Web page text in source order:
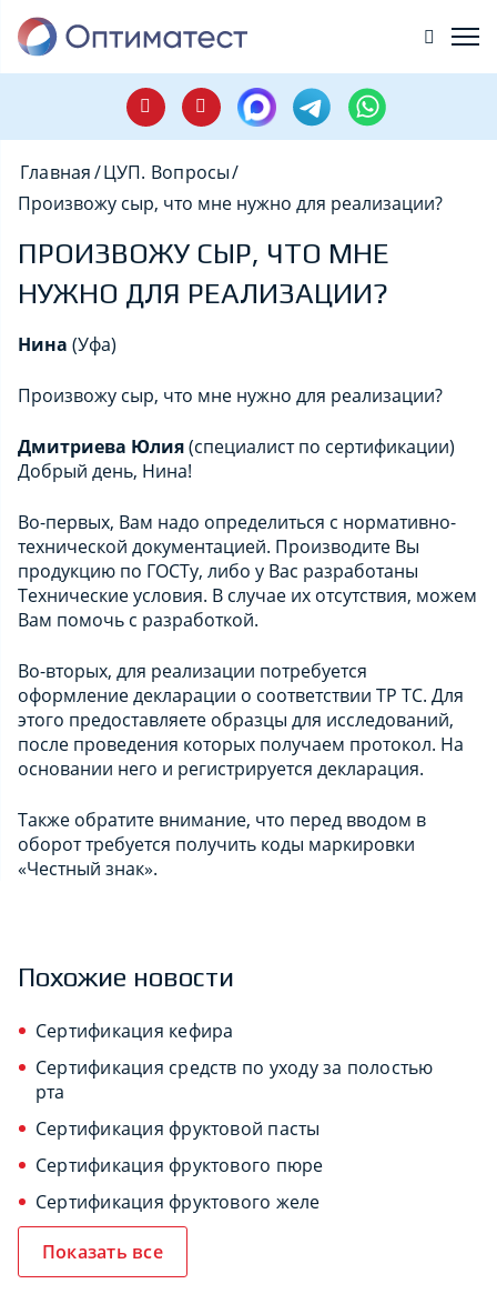
Главная/ЦУП. Вопросы/
Произвожу сыр, что мне нужно для реализации?
ПРОИЗВОЖУ СЫР, ЧТО МНЕ
НУЖНО ДЛЯ РЕАЛИЗАЦИИ?
Нина (Уфа)
Произвожу сыр, что мне нужно для реализации?
Дмитриева Юлия(специалист по сертификации)
Добрый день, Нина!
Во-первых, Вам надо определиться с нормативно-
технической документацией. Производите Вы
продукцию по ГОСТу, либо у Вас разработаны
Технические условия. В случае их отсутствия, можем
Вам помочь с разработкой.
Во-вторых, для реализации потребуется
оформление декларации о соответствии ТР ТС. Для
этого предоставляете образцы для исследований,
после проведения которых получаем протокол. На
основании него и регистрируется декларация.
Также обратите внимание, что перед вводом в
оборот требуется получить коды маркировки
«Честный знак».
Похожие новости
Сертификация кефира
Сертификация средств по уходу за полостью
рта
Сертификация фруктовой пасты
Сертификация фруктового пюре
Сертификация фруктового желе
Показать все